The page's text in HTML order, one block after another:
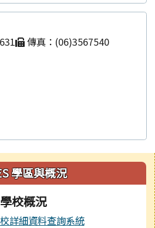
傳真：(06)3567540
學區與概況
學校概況
詳細資料查詢系統